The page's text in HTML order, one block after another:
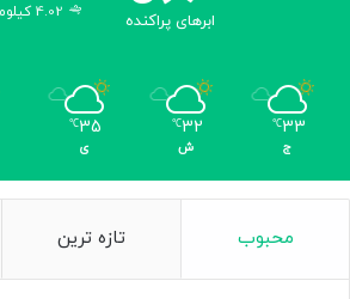
ابرهای پراکنده
4.02 کیلومتر
33
℃
ج
32
℃
ش
35
℃
ی
محبوب تازه ترین